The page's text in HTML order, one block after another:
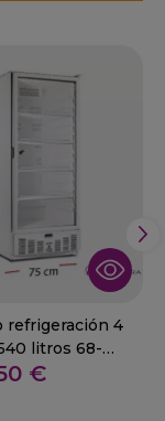
refrigeración 4
litros 68-
€